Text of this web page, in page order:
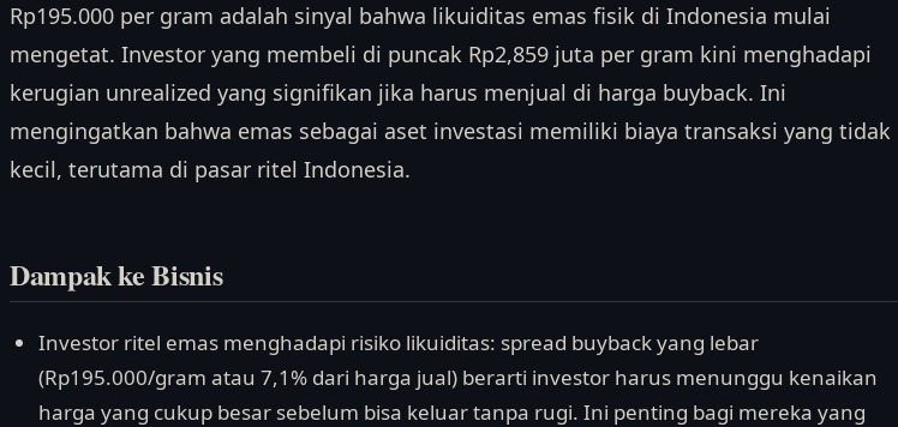
Rp195.000 per gram adalah sinyal bahwa likuiditas emas fisik di Indonesia mulai
mengetat. Investor yang membeli di puncak Rp2,859 juta per gram kini menghadapi
kerugian unrealized yang signifikan jika harus menjual di harga buyback. Ini
mengingatkan bahwa emas sebagai aset investasi memiliki biaya transaksi yang tidak
kecil, terutama di pasar ritel Indonesia.
Dampak ke Bisnis
Investor ritel emas menghadapi risiko likuiditas: spread buyback yang lebar
(Rp195.000/gram atau 7,1% dari harga jual) berarti investor harus menunggu kenaikan
harga yang cukup besar sebelum bisa keluar tanpa rugi. Ini penting bagi mereka yang